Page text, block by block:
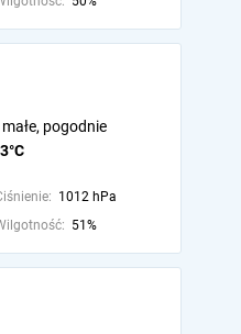
pogodnie
1012 hPa
51%